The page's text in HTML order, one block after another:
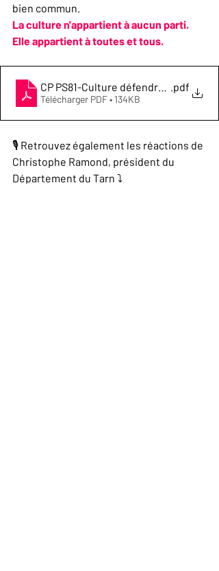
bien commun.
La culture n'appartient à aucun parti.
Elle appartient à toutes et tous.
CP PS81-Culture
.pdf
Télécharger PDF • 134KB
🎙️ Retrouvez également les réactions de
Christophe Ramond, président du
Département du Tarn ⤵️